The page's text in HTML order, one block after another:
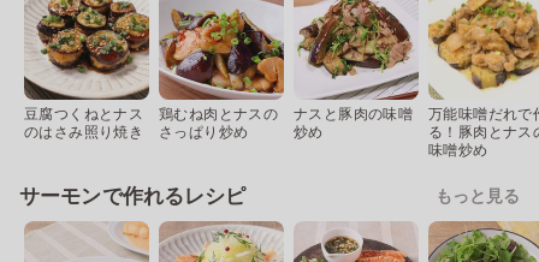
豆腐つくねとナス
のはさみ照り焼き
鶏むね肉とナスの
さっぱり炒め
ナスと豚肉の味噌
炒め
万能味噌だれで
る！豚肉とナス
味噌炒め
サーモンで作れるレシピ もっと見る